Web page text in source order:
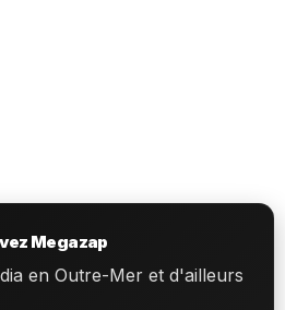
Megazap
en Outre-Mer et d'ailleurs